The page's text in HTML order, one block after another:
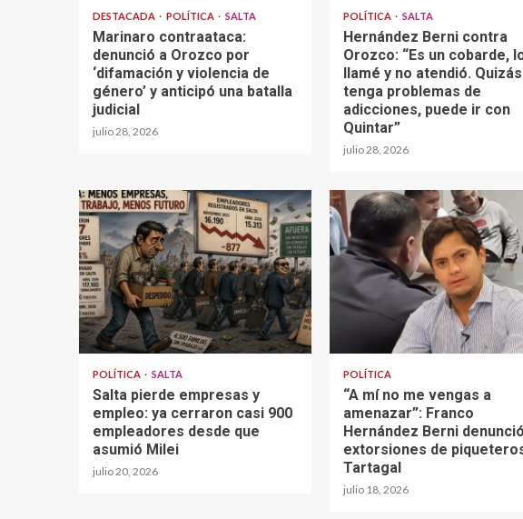
DESTACADA POLÍTICA SALTA
Marinaro contraataca:
denunció a Orozco por
‘difamación y violencia de
género’ y anticipó una batalla
judicial
julio 28, 2026
POLÍTICA SALTA
Hernández Berni contra
Orozco: “Es un cobarde,
llamé y no atendió. Quizás
tenga problemas de
adicciones, puede ir con
Quintar”
julio 28, 2026
POLÍTICA SALTA
Salta pierde empresas y
empleo: ya cerraron casi 900
empleadores desde que
asumió Milei
julio 20, 2026
POLÍTICA
“A mí no me vengas a
amenazar”: Franco
Hernández Berni denunció
extorsiones de
Tartagal
julio 18, 2026